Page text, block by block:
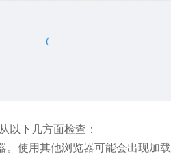
以下几方面检查：
使用其他浏览器可能会出现加载